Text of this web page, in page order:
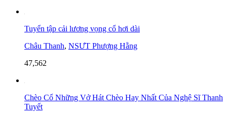
Tuyển tập cải lương vọng cổ hơi dài
Châu Thanh, NSƯT Phượng Hằng
47,562
Chèo Cổ Những Vở Hát Chèo Hay Nhất Của Nghệ Sĩ Thanh
Tuyết